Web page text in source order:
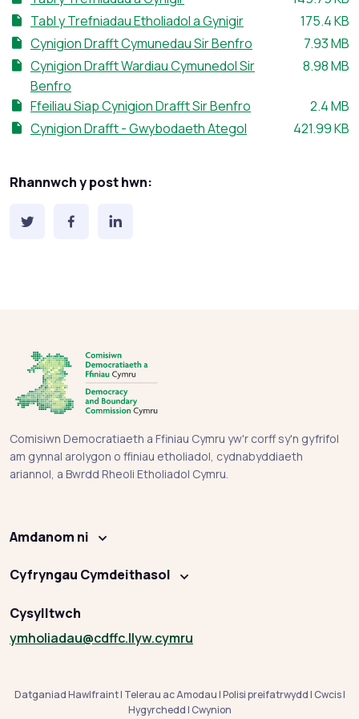
Tabl y Trefniadau Etholiadol a Gynigir
Maint ffeil:
175.4 KB
Cynigion Drafft Cymunedau Sir Benfro
Maint
7.93 MB
Cynigion Drafft Wardiau Cymunedol Sir
Benfro
Maint
8.98 MB
Ffeiliau Siap Cynigion Drafft Sir Benfro Maint
2.4 MB
Cynigion Drafft - Gwybodaeth Ategol
Maint ffeil:
421.99 KB
Rhannwch y post hwn:
Comisiwn Democratiaeth a Ffiniau Cymru yw'r corff sy'n gyfrifol
am gynnal arolygon o ffiniau etholiadol, cydnabyddiaeth
ariannol, a Bwrdd Rheoli Etholiadol Cymru.
Amdanom ni
Cyfryngau Cymdeithasol
Cysylltwch
ymholiadau@cdffc.llyw.cymru
Datganiad Hawlfraint| Telerau ac Amodau|Polisi preifatrwydd| Cwcis|
Hygyrchedd| Cwynion